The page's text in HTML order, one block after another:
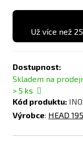
Už více než
Dostupnost:
Skladem na
> 5 ks
Kód produktu:
Výrobce: HEAD